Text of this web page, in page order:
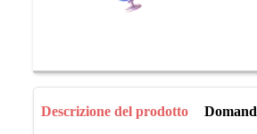
Descrizione del prodotto